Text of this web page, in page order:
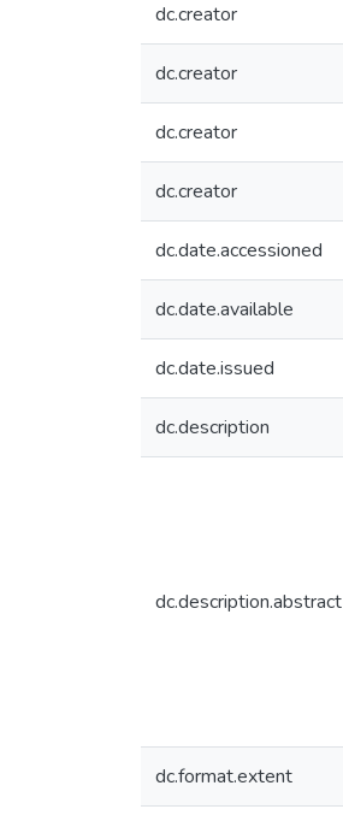
dc.creator
dc.creator
dc.creator
dc.creator
dc.date.accessioned
dc.date.available
dc.date.issued
dc.description
dc.description.abstract
dc.format.extent